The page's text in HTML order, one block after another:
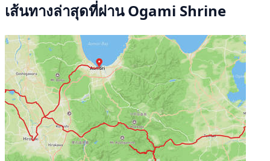
เส้นทางล่าสุดที่ผ่าน Ogami Shrine